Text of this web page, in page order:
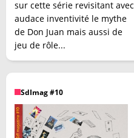
sur cette série revisitant avec
audace inventivité le mythe
de Don Juan mais aussi de
jeu de rôle...
SdImag #10